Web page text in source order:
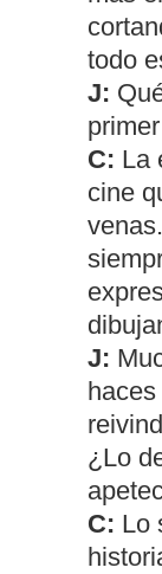
todo
J:
C: La
cine
J:
¿Lo
C: Lo